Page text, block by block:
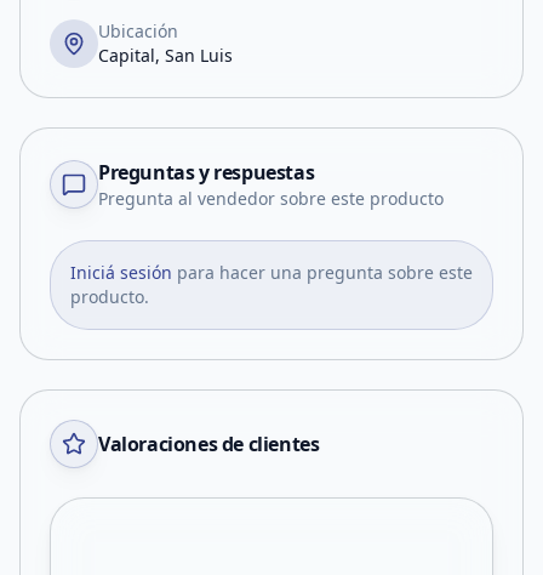
Ubicación
Capital, San Luis
Preguntas y respuestas
Pregunta al vendedor sobre este producto
Iniciá sesión para hacer una pregunta sobre este
producto.
Valoraciones de clientes